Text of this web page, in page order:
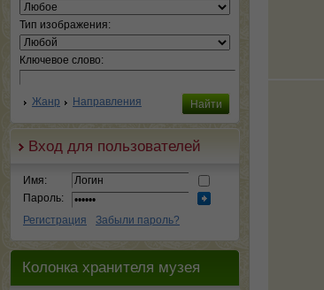
Тип изображения:
Ключевое слово:
Жанр Направления
Вход для пользователей
Имя:
Пароль:
Регистрация
Забыли пароль?
Колонка хранителя музея